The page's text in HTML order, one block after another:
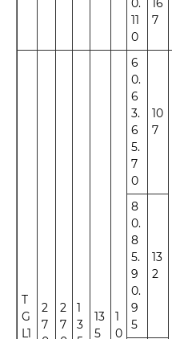
0.
11
0
16
7
T
G
L1
2
7
2
7
1
3
13
5
1
0
6
0.
6
3.
6
5.
7
0
10
7
8
0.
8
5.
9
0.
9
5
13
2